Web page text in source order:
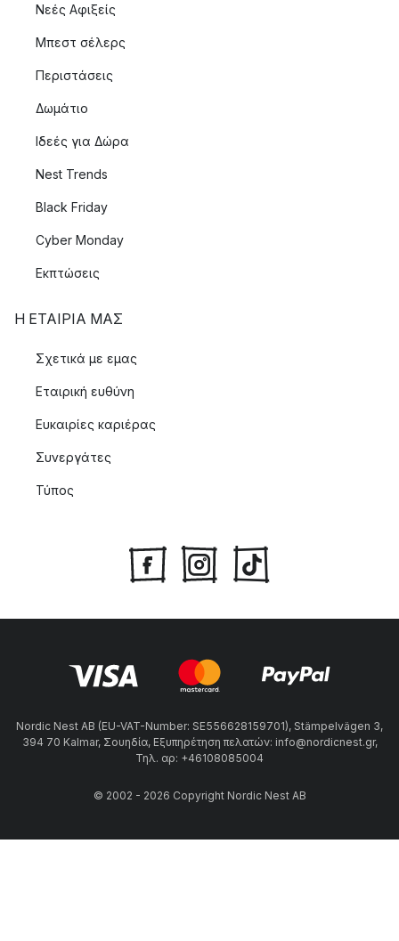
Νεές Αφιξείς
Μπεστ σέλερς
Περιστάσεις
Δωμάτιο
Ιδεές για Δώρα
Nest Trends
Black Friday
Cyber Monday
Εκπτώσεις
Η ΕΤΑΊΡΙΑ ΜΑΣ
Σχετικά με εμας
Εταιρική ευθύνη
Ευκαιρίες καριέρας
Συνεργάτες
Τύπος
Nordic Nest AB (EU-VAT-Number: SE556628159701), Stämpelvägen 3,
394 70 Kalmar, Σουηδία, Εξυπηρέτηση πελατών: info@nordicnest.gr,
Τηλ. αρ: +46108085004
© 2002 - 2026 Copyright Nordic Nest AB